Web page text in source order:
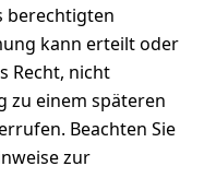
berechtigten
kann erteilt oder
Recht, nicht
zu einem späteren
Beachten Sie
zur
r.
e